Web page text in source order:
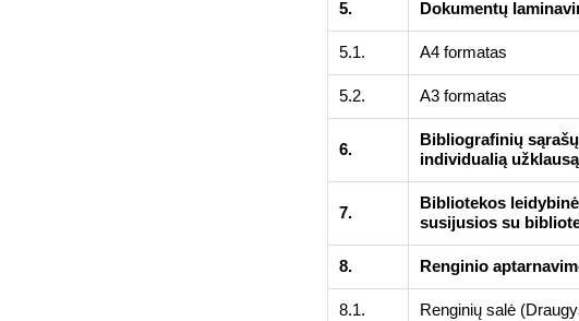
5. Dokumentų
5.1. A4 formatas
5.2. A3 formatas
6.
Bibliografinių
individualią užklausą
7.
Bibliotekos
susijusios su
8. Renginio
8.1. Renginių salė